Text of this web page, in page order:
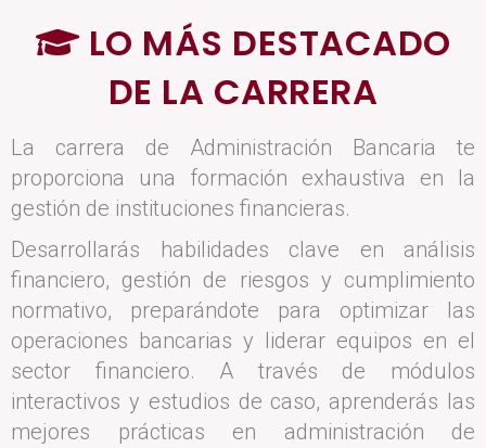
LO MÁS DESTACADO
DE LA CARRERA
La carrera de Administración Bancaria te
proporciona una formación exhaustiva en la
gestión de instituciones financieras.
Desarrollarás habilidades clave en análisis
financiero, gestión de riesgos y cumplimiento
normativo, preparándote para optimizar las
operaciones bancarias y liderar equipos en el
sector financiero. A través de módulos
interactivos y estudios de caso, aprenderás las
mejores prácticas en administración de